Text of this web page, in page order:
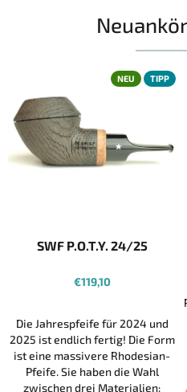
NEU TIPP
SWF P.O.T.Y. 24/25
€119,10
Die Jahrespfeife für 2024 und
2025 ist endlich fertig! Die Form
ist eine massivere Rhodesian-
Pfeife. Sie haben die Wahl
zwischen drei Materialien: